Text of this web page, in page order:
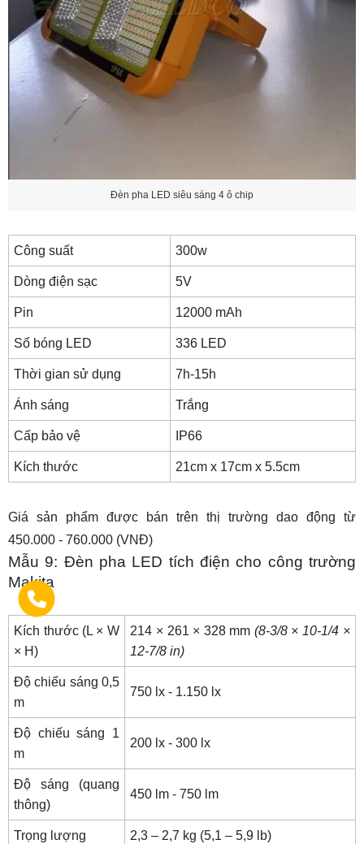
Đèn pha LED siêu sáng 4 ô chip
Công suất 300w
Dòng điện sạc 5V
Pin 12000 mAh
Số bóng LED 336 LED
Thời gian sử dụng 7h-15h
Ánh sáng Trắng
Cấp bảo vệ IP66
Kích thước 21cm x 17cm x 5.5cm
Giá sản phẩm được bán trên thị trường dao động từ
450.000 - 760.000 (VNĐ)
Mẫu 9: Đèn pha LED tích điện cho công trường
Makita
Kích thước (L × W
× H)
214 × 261 × 328 mm (8-3/8 × 10-1/4 ×
12-7/8 in)
Độ chiếu sáng 0,5
m
750 lx - 1.150 lx
Độ chiếu sáng 1
m
200 lx - 300 lx
Độ sáng (quang
thông)
450 lm - 750 lm
Trọng lượng 2,3 – 2,7 kg (5,1 – 5,9 lb)